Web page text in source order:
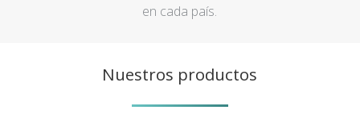
en cada país.
Nuestros productos